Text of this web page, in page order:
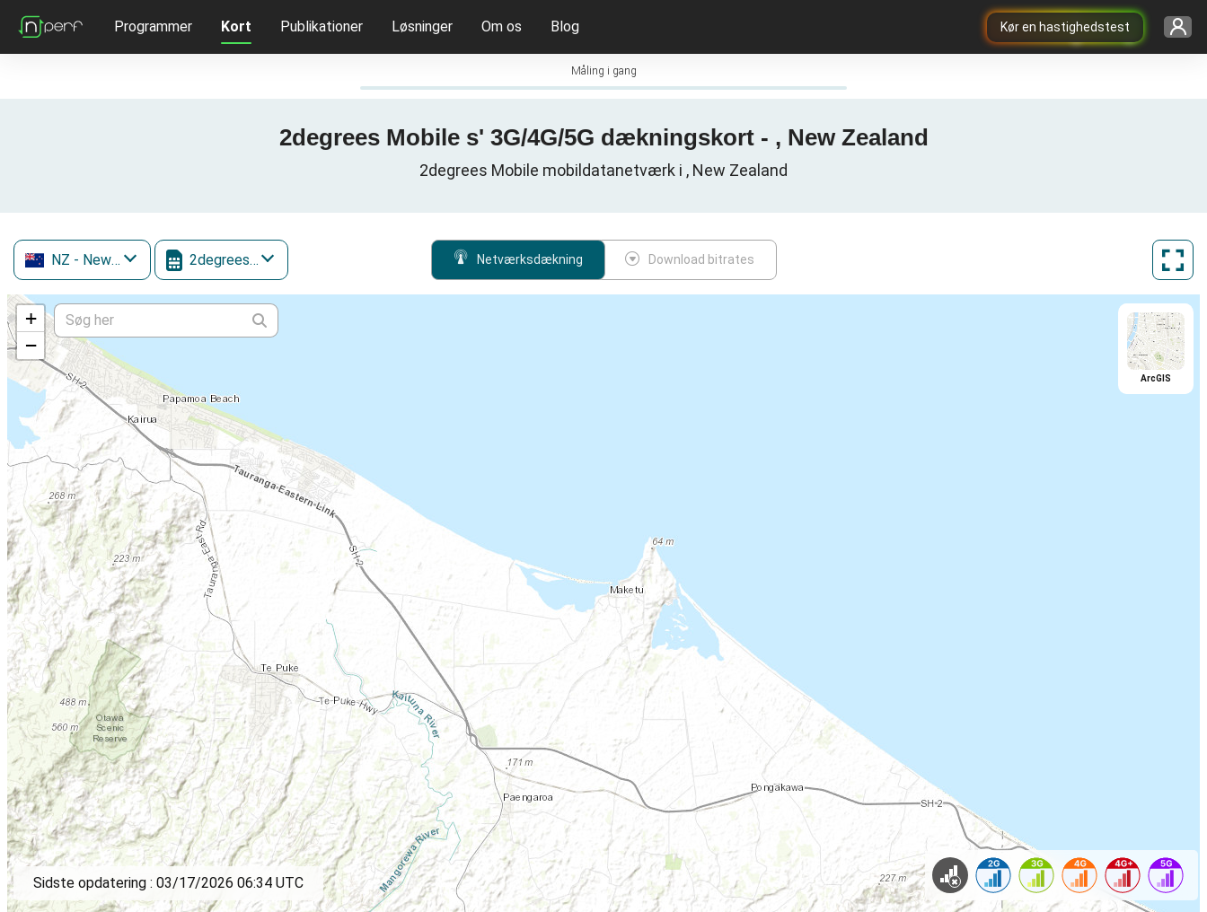
Kør en hastighedstest
Programmer Kort Publikationer Løsninger Om os Blog
Måling i gang
2degrees Mobile s' 3G/4G/5G dækningskort - , New Zealand
2degrees Mobile mobildatanetværk i , New Zealand
NZ - New Zealand 2degrees Mobile Netværksdækning Download bitrates
+
−
ArcGIS
Sidste opdatering : 03/17/2026 06:34 UTC